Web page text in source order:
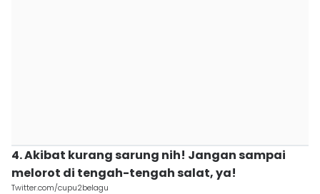
4. Akibat kurang sarung nih! Jangan sampai
melorot di tengah-tengah salat, ya!
Twitter.com/cupu2belagu